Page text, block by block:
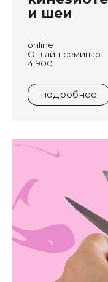
и шеи
online
Онлайн-семинар
4 900
подробнее